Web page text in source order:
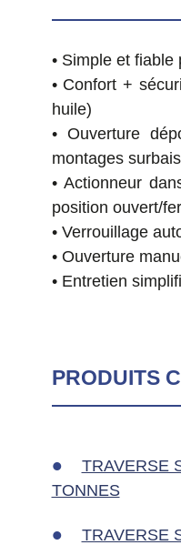
• Simple et fiable
• Confort +
huile)
• Ouverture
montages
• Actionneur
position ouvert/
• Verrouillage
• Ouverture
• Entretien
PRODUITS
TRAVERSE
TONNES
TRAVERSE